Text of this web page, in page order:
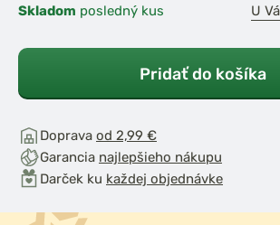
Tripod
2
Camo a 2
EASY
Mivardi Sada
signalizátorov MCA
Wireless 2+1
Skladom posledný kus U
Pridať do košíka
Doprava od 2,99 €
Garancia najlepšieho nákupu
Darček ku každej objednávke